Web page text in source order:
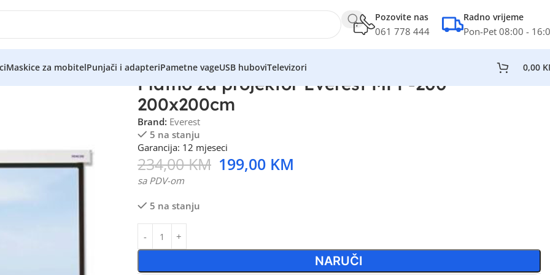
Pozovite nas
061 778 444
Radno vrijeme
Pon-Pet 08:00 -
Maskice za mobitelPunjači i adapteriPametne vageUSB huboviTelevizori 0,00
Platno za projektor Everest MPP-200
200x200cm
Brand: Everest
5 na stanju
Garancija: 12 mjeseci
234,00KM 199,00 KM
sa PDV-om
5 na stanju
NARUČI